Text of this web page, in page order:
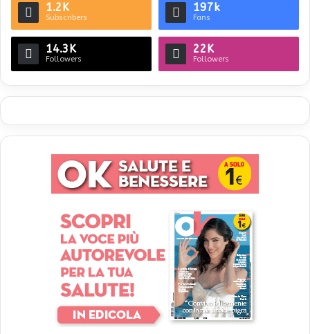
1.2K
Subscribers
197k
Fans
14.3K
Followers
22K
Followers